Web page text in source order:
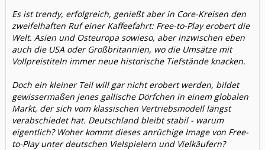
Es ist trendy, erfolgreich, genießt aber in Core-Kreisen den
zweifelhaften Ruf einer Kaffeefahrt: Free-to-Play erobert die
Welt. Asien und Osteuropa sowieso, aber inzwischen eben
auch die USA oder Großbritannien, wo die Umsätze mit
Vollpreistiteln immer neue historische Tiefstände knacken.
Doch ein kleiner Teil will gar nicht erobert werden, bildet
gewissermaßen jenes gallische Dörfchen in einem globalen
Markt, der sich vom klassischen Vertriebsmodell längst
verabschiedet hat. Deutschland bleibt stabil - warum
eigentlich? Woher kommt dieses anrüchige Image von Free-
to-Play unter deutschen Vielspielern und Vielkäufern?